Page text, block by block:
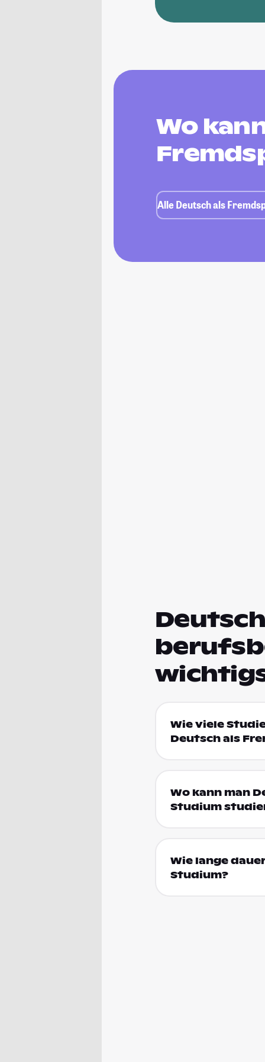
Wo
Alle Deutsch als
Wie viele
Deutsch als
Wo kann man
Studium
Wie lange
Studium?